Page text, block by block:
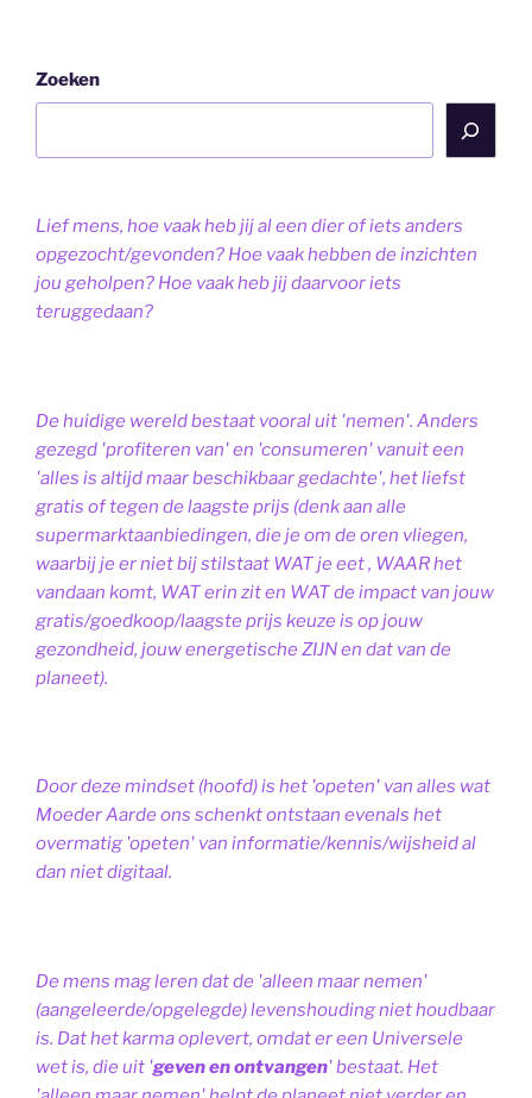
Zoeken
Lief mens, hoe vaak heb jij al een dier of iets anders
opgezocht/gevonden? Hoe vaak hebben de inzichten
jou geholpen? Hoe vaak heb jij daarvoor iets
teruggedaan?
De huidige wereld bestaat vooral uit 'nemen'. Anders
gezegd 'profiteren van' en 'consumeren' vanuit een
'alles is altijd maar beschikbaar gedachte', het liefst
gratis of tegen de laagste prijs (denk aan alle
supermarktaanbiedingen, die je om de oren vliegen,
waarbij je er niet bij stilstaat WAT je eet , WAAR het
vandaan komt, WAT erin zit en WAT de impact van jouw
gratis/goedkoop/laagste prijs keuze is op jouw
gezondheid, jouw energetische ZIJN en dat van de
planeet).
Door deze mindset (hoofd) is het 'opeten' van alles wat
Moeder Aarde ons schenkt ontstaan evenals het
overmatig 'opeten' van informatie/kennis/wijsheid al
dan niet digitaal.
De mens mag leren dat de 'alleen maar nemen'
(aangeleerde/opgelegde) levenshouding niet houdbaar
is. Dat het karma oplevert, omdat er een Universele
wet is, die uit 'geven en ontvangen' bestaat. Het